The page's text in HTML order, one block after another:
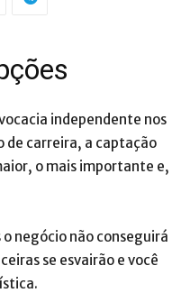
independente nos
de carreira, a captação
o mais importante e,
negócio não conseguirá
se esvairão e você